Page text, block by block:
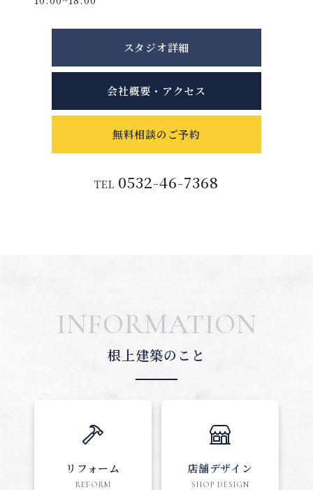
スタジオ詳細
会社概要・アクセス
無料相談のご予約
TEL 0532-46-7368
INFORMATION
根上建築のこと
リフォーム
REFORM
店舗デザイン
SHOP DESIGN